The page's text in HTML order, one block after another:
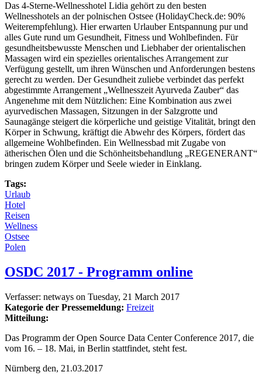
Das 4-Sterne-Wellnesshotel Lidia gehört zu den besten
Wellnesshotels an der polnischen Ostsee (HolidayCheck.de: 90%
Weiterempfehlung). Hier erwarten Urlauber Entspannung pur und
alles Gute rund um Gesundheit, Fitness und Wohlbefinden. Für
gesundheitsbewusste Menschen und Liebhaber der orientalischen
Massagen wird ein spezielles orientalisches Arrangement zur
Verfügung gestellt, um ihren Wünschen und Anforderungen bestens
gerecht zu werden. Der Gesundheit zuliebe verbindet das perfekt
abgestimmte Arrangement „Wellnesszeit Ayurveda Zauber“ das
Angenehme mit dem Nützlichen: Eine Kombination aus zwei
ayurvedischen Massagen, Sitzungen in der Salzgrotte und
Saunagänge steigert die körperliche und geistige Vitalität, bringt den
Körper in Schwung, kräftigt die Abwehr des Körpers, fördert das
allgemeine Wohlbefinden. Ein Wellnessbad mit Zugabe von
ätherischen Ölen und die Schönheitsbehandlung „REGENERANT“
bringen zudem Körper und Seele wieder in Einklang.
Tags:
Urlaub
Hotel
Reisen
Wellness
Ostsee
Polen
OSDC 2017 - Programm online
Verfasser: netways on Tuesday, 21 March 2017
Kategorie der Pressemeldung: Freizeit
Mitteilung:
Das Programm der Open Source Data Center Conference 2017, die
vom 16. – 18. Mai, in Berlin stattfindet, steht fest.
Nürnberg den, 21.03.2017